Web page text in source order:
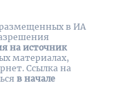
в ИА
на источник
материалах,
Ссылка на
в начале